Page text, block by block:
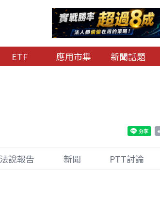
ETF 應用市集 新聞話題
法說報告 新聞 PTT討論